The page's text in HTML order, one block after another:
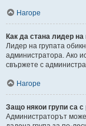
Нагоре
Как да стана лидер на
Лидер на групата
администратора. Ако
свържете с
Нагоре
Защо някои групи са с
Администраторът